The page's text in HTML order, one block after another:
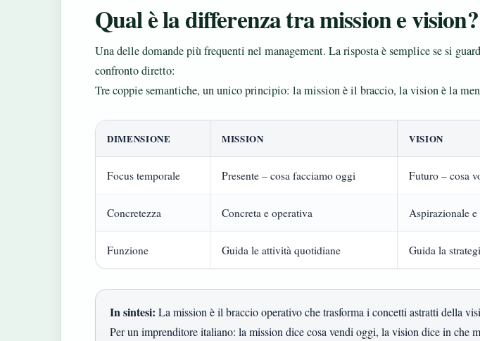
Qual è la differenza tra mission e vision?
Una delle domande più frequenti nel management. La risposta è semplice se si
confronto diretto:
Tre coppie semantiche, un unico principio: la mission è il braccio, la vision è la
DIMENSIONE MISSION VISION
Focus temporale Presente – cosa facciamo oggi Futuro – cosa
Concretezza Concreta e operativa Aspirazionale e
Funzione Guida le attività quotidiane Guida la
In sintesi: La mission è il braccio operativo che trasforma i concetti astratti della
Per un imprenditore italiano: la mission dice cosa vendi oggi, la vision dice in che